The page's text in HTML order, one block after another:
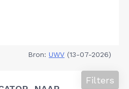
Bron: UWV (13-07-2026)
Filters